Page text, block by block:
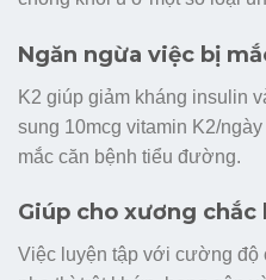
Ngăn ngừa việc bị
K2 giúp giảm kháng insulin
sung 10mcg vitamin K2/
mắc căn bệnh tiểu đường.
Giúp cho xương chắc
Việc luyện tập với cường độ